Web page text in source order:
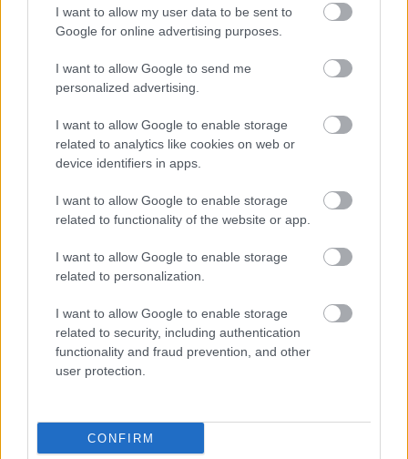
I want to allow my user data to be sent to
Google for online advertising purposes.
I want to allow Google to send me
personalized advertising.
I want to allow Google to enable storage
related to analytics like cookies on web or
device identifiers in apps.
I want to allow Google to enable storage
related to functionality of the website or app.
I want to allow Google to enable storage
related to personalization.
I want to allow Google to enable storage
related to security, including authentication
functionality and fraud prevention, and other
user protection.
CONFIRM
5 jel, hogy ideje lenne
jobban hallgatnod a
A tökéletes főtt kukorica
titka – a kedvenc
a trükköt
Kövesd a Bien.hu cikkeit aGoogle Hírek-ben
HOZZÁSZÓLÁSOK
Szólj hozzá a Facebook-on!
LEGUTÓBBI BEJEGYZÉSEK